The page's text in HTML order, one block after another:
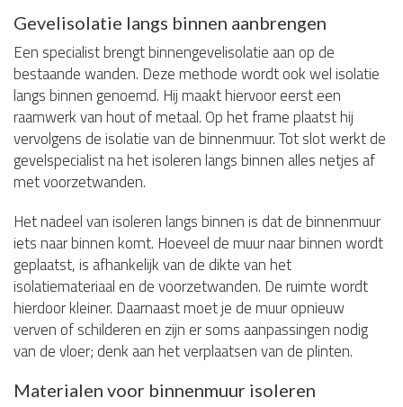
Gevelisolatie langs binnen aanbrengen
Een specialist brengt binnengevelisolatie aan op de
bestaande wanden. Deze methode wordt ook wel isolatie
langs binnen genoemd. Hij maakt hiervoor eerst een
raamwerk van hout of metaal. Op het frame plaatst hij
vervolgens de isolatie van de binnenmuur. Tot slot werkt de
gevelspecialist na het isoleren langs binnen alles netjes af
met voorzetwanden.
Het nadeel van isoleren langs binnen is dat de binnenmuur
iets naar binnen komt. Hoeveel de muur naar binnen wordt
geplaatst, is afhankelijk van de dikte van het
isolatiemateriaal en de voorzetwanden. De ruimte wordt
hierdoor kleiner. Daarnaast moet je de muur opnieuw
verven of schilderen en zijn er soms aanpassingen nodig
van de vloer; denk aan het verplaatsen van de plinten.
Materialen voor binnenmuur isoleren